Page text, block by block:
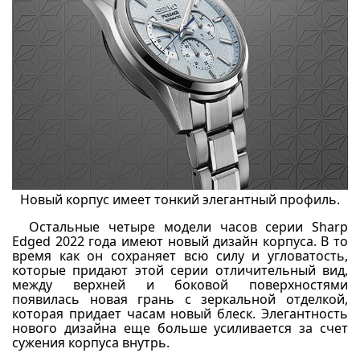
Новый корпус имеет тонкий элегантный профиль.
Остальные четыре модели часов серии Sharp
Edged 2022 года имеют новый дизайн корпуса. В то
время как он сохраняет всю силу и угловатость,
которые придают этой серии отличительный вид,
между верхней и боковой поверхностями
появилась новая грань с зеркальной отделкой,
которая придает часам новый блеск. Элегантность
нового дизайна еще больше усиливается за счет
сужения корпуса внутрь.